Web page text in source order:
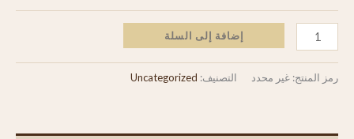
إضافة إلى السلة
رمز المنتج: غير محدد التصنيف: Uncategorized